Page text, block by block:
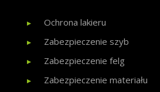
Ochrona lakieru
Zabezpieczenie szyb
Zabezpieczenie felg
Zabezpieczenie materiału